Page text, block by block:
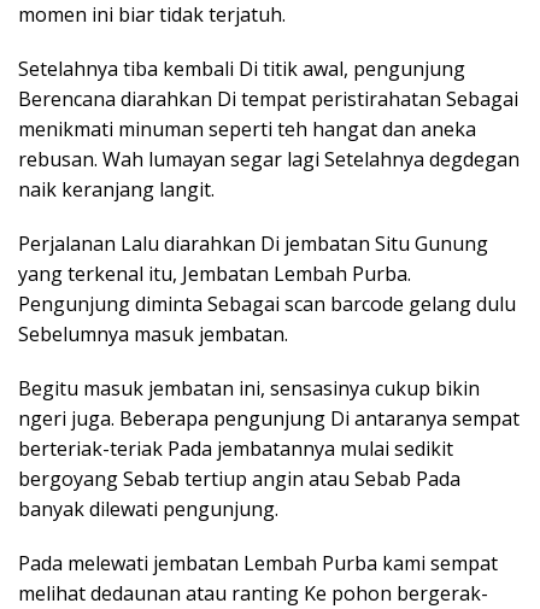
momen ini biar tidak terjatuh.
Setelahnya tiba kembali Di titik awal, pengunjung
Berencana diarahkan Di tempat peristirahatan Sebagai
menikmati minuman seperti teh hangat dan aneka
rebusan. Wah lumayan segar lagi Setelahnya degdegan
naik keranjang langit.
Perjalanan Lalu diarahkan Di jembatan Situ Gunung
yang terkenal itu, Jembatan Lembah Purba.
Pengunjung diminta Sebagai scan barcode gelang dulu
Sebelumnya masuk jembatan.
Begitu masuk jembatan ini, sensasinya cukup bikin
ngeri juga. Beberapa pengunjung Di antaranya sempat
berteriak-teriak Pada jembatannya mulai sedikit
bergoyang Sebab tertiup angin atau Sebab Pada
banyak dilewati pengunjung.
Pada melewati jembatan Lembah Purba kami sempat
melihat dedaunan atau ranting Ke pohon bergerak-